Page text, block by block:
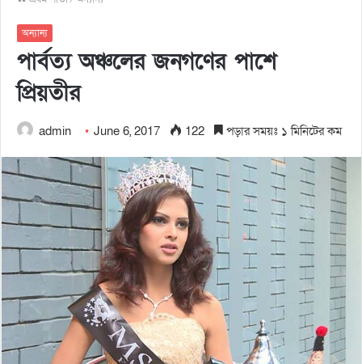
অন্যান্য
পার্বত্য অঞ্চলের জনগণের পাশে
প্রিয়তীর
admin June 6, 2017 122 পড়ার সময়ঃ ১ মিনিটের কম